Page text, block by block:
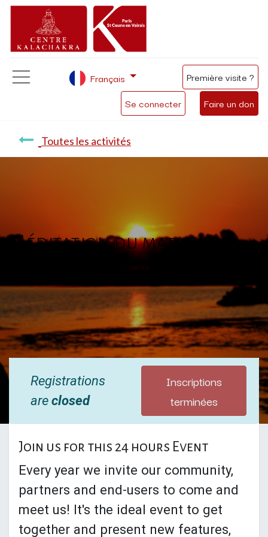
Se connecter Faire un don
Français Première visite ?
Toutes les activités
Méditation du matin
Registrations
areclosed
Inscriptions
terminées
Join us for this 24 hours Event
Every year we invite our community,
partners and end-users to come and
meet us! It's the ideal event to get
together and present new features,